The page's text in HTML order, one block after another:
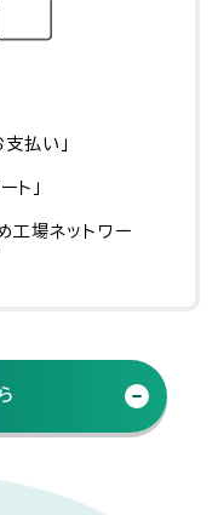
払い」
ト」
工場ネットワー